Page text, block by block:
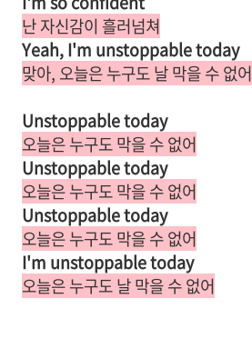
난 자신감이 흘러넘쳐
Yeah, I'm unstoppable today
맞아, 오늘은 누구도 날 막을 수 없어
Unstoppable today
오늘은 누구도 막을 수 없어
Unstoppable today
오늘은 누구도 막을 수 없어
Unstoppable today
오늘은 누구도 막을 수 없어
I'm unstoppable today
오늘은 누구도 날 막을 수 없어